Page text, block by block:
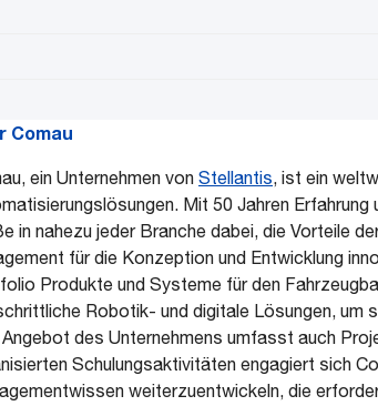
Comau
ein Unternehmen von Stellantis, ist ein
Mit 50 Jahren
in nahezu jeder Branche dabei, die Vorteile
für die Konzeption und Entwicklung
Produkte und Systeme für den
Robotik- und digitale Lösungen, um
des Unternehmens umfasst auch
Schulungsaktivitäten engagiert sich
weiterzuentwickeln, die